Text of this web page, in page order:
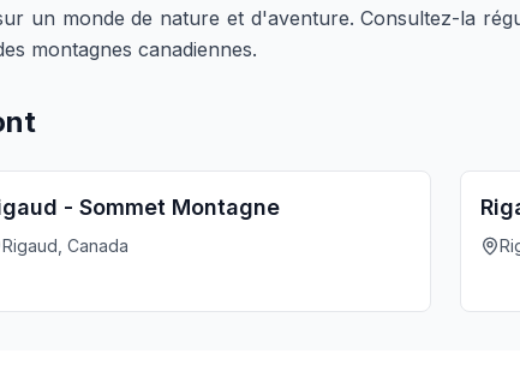
un monde de nature et d'aventure. Consultez-la
montagnes canadiennes.
- Sommet Montagne
Rigaud, Canada